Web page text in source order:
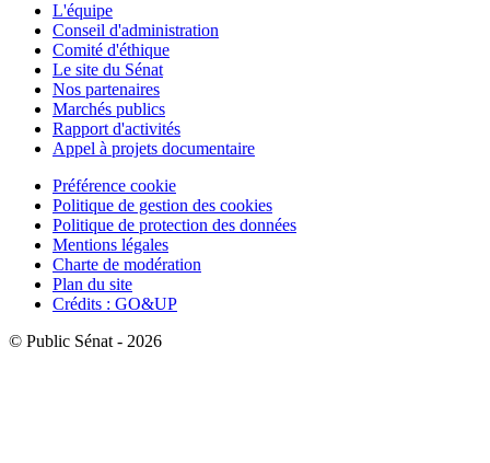
L'équipe
Conseil d'administration
Comité d'éthique
Le site du Sénat
Nos partenaires
Marchés publics
Rapport d'activités
Appel à projets documentaire
Préférence cookie
Politique de gestion des cookies
Politique de protection des données
Mentions légales
Charte de modération
Plan du site
Crédits : GO&UP
© Public Sénat - 2026